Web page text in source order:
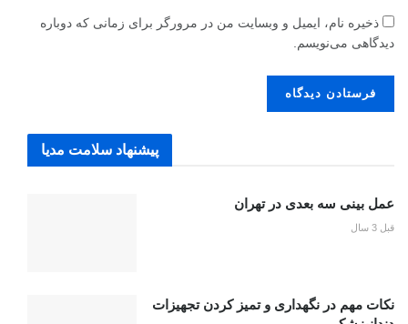
ذخیره نام، ایمیل و وبسایت من در مرورگر برای زمانی که دوباره
دیدگاهی می‌نویسم.
پیشنهاد سلامت مدیا
عمل بینی سه بعدی در تهران
قبل 3 سال
نکات مهم در نگهداری و تمیز کردن تجهیزات